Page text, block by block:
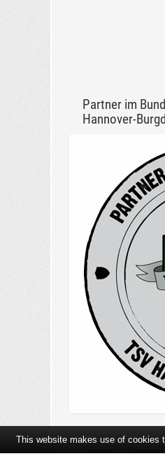
Partner im
Hannover-
Home Über uns
This website makes use of cookies